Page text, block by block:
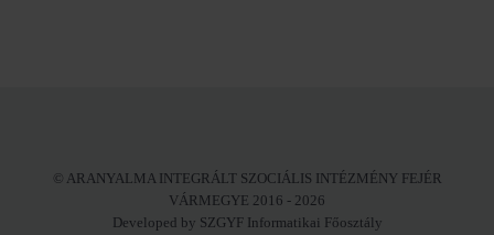
© ARANYALMA INTEGRÁLT SZOCIÁLIS INTÉZMÉNY FEJÉR
VÁRMEGYE 2016 - 2026
Developed by SZGYF Informatikai Főosztály